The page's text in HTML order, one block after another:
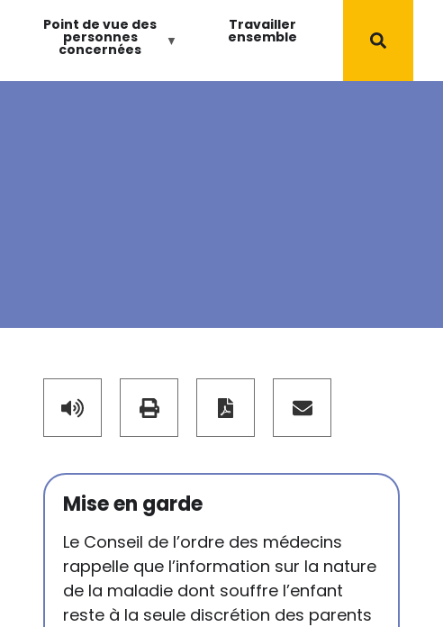
Point de vue des
personnes
concernées
Travailler
ensemble
Mise en garde
Le Conseil de l’ordre des médecins
rappelle que l’information sur la nature
de la maladie dont souffre l’enfant
reste à la seule discrétion des parents